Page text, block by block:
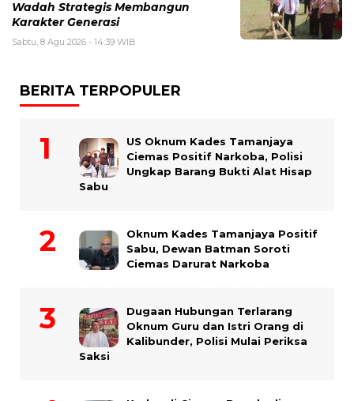
Wadah Strategis Membangun
Karakter Generasi ‎
Sabtu, 8 Agu 2026 - 14:39 WIB
BERITA TERPOPULER
US Oknum Kades Tamanjaya
Ciemas Positif Narkoba, Polisi
Ungkap Barang Bukti Alat Hisap
Sabu
Oknum Kades Tamanjaya Positif
Sabu, Dewan Batman Soroti
Ciemas Darurat Narkoba
Dugaan Hubungan Terlarang
Oknum Guru dan Istri Orang di
Kalibunder, Polisi Mulai Periksa
Saksi